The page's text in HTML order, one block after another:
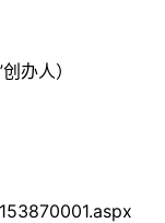
办人）